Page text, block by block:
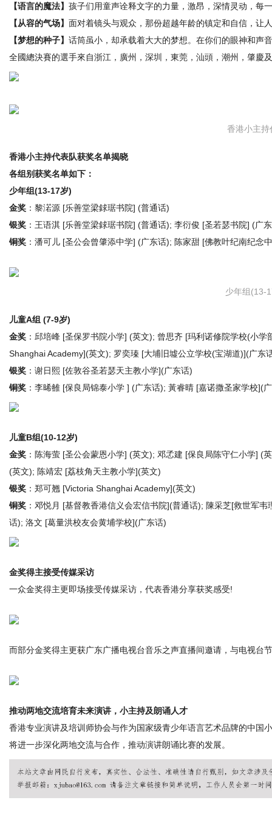
【语言的魔法】 孩子们用童声诠释文字的力量，激昂，深情灵动，每
【从容的气场】 面对着镜头与观众，那份超越年龄的镇定和自信，让
【梦想的种子】 话筒虽小，却承载着大大的梦想。在你们的眼神和声
全國總決賽的選手來自浙江，廣州，深圳，東莞，汕頭，潮州，肇慶
香港小主持
香港小主持代表队获奖名单揭晓
各组别获奖名单如下：
少年组(13-17岁)
金奖 ：黎渃源 [乐善堂梁銶琚书院] (普通话)
银奖 ：王语淇 [乐善堂梁銶琚书院] (普通话); 李衍俊 [圣若瑟书院] (广
铜奖 ：潘可儿 [圣公会曾肇添中学] (广东话); 陈家甜 [佛教叶纪南纪念
少年组(13-
儿童A组 (7-9岁)
金奖 ：邱培峰 [圣保罗书院小学] (英文); 曾思齐 [玛利诺修院学校(小
Shanghai Academy](英文); 罗奕瑧 [大埔旧墟公立学校(宝湖道)](广东
银奖 ：谢日熙 [佐敦谷圣若瑟天主教小学](广东话)
铜奖 ：李晞雒 [保良局锦泰小学 ] (广东话); 黃睿晴 [嘉诺撒圣家学校](
儿童B组(10-12岁)
金奖 ：陈海萤 [圣公会蒙恩小学] (英文); 邓孞建 [保良局陈守仁小学]
(英文); 陈靖宏 [荔枝角天主教小学](英文)
银奖 ：郑可翘 [Victoria Shanghai Academy](英文)
铜奖 ：邓悦月 [基督教香港信义会宏信书院](普通话); 陳采芝[救世军
话); 洛文 [葛量洪校友会黄埔学校](广东话)
金奖得主接受传媒采访
一众金奖得主更即场接受传媒采访，代表香港分享获奖感受!
而部分金奖得主更获广东广播电视台音乐之声直播间邀请，与电视台
推动两地交流培育未来演讲，小主持及朗诵人才
香港专业演讲及培训师协会与作为国家级青少年语言艺术品牌的中国
将进一步深化两地交流与合作，推动演讲朗诵比赛的发展。